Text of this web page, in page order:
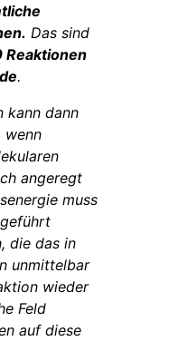
Das sind
Reaktionen
.
kann dann
wenn
angeregt
muss
die das in
unmittelbar
wieder
Feld
auf diese